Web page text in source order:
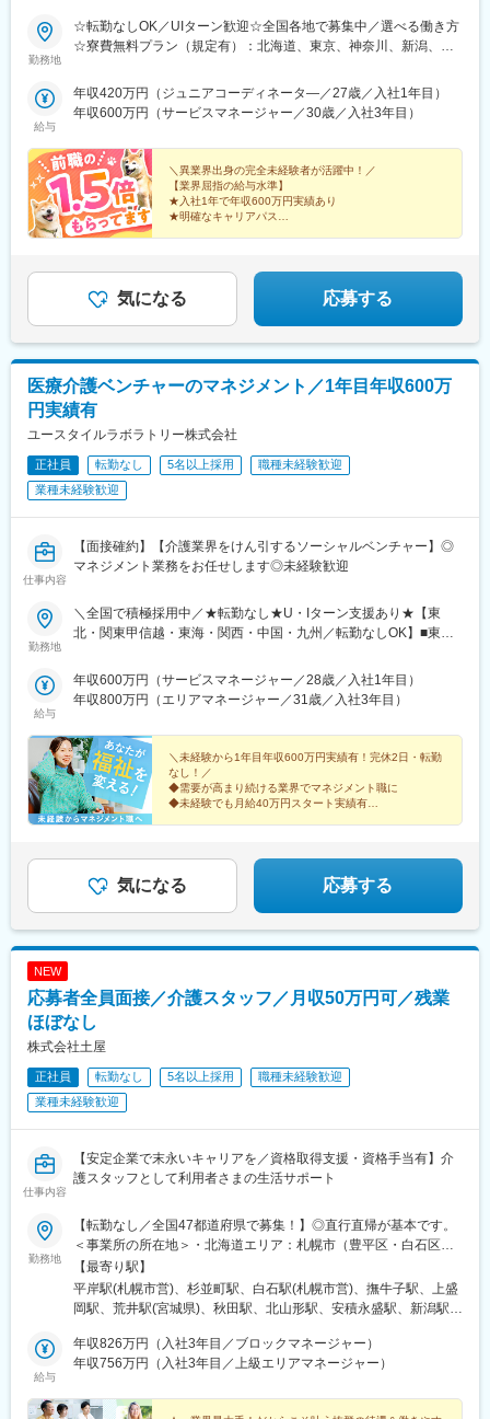
天王寺駅前駅、福島駅(大阪環状線)、西中島南方駅、ＪＲ淡路駅、
昭和町駅(大阪府)、枚方公園駅、大阪ビジネスパーク駅、本町駅、
駅、横川駅、的場町駅、高松駅(香川県)、西鉄福岡駅、祇園駅(福
岡県)、平和通駅、黒崎駅前駅、長崎駅前駅、通町筋駅、新水前寺
条駅、仙台駅、仙台駅(地下鉄)、川越市駅、新千葉駅、栄町駅(千
葉県)、京成八幡駅、末広町駅(東京都)、府中競馬正門前駅、馬車
道駅、梶が谷駅、反町駅、電鉄富山駅・エスタ前駅、北松本駅、
日吉町駅、第一通り駅、太閤通駅、車道駅、四日市駅、びわ湖浜
大津駅、大宮駅(京都府)、清水五条駅、西大路三条駅、桃山駅、阿
阪府)、長堀橋駅、西川緑道公園駅、横川駅(広島県)、猿猴橋町
駅、片原町駅(香川県)、市役所前駅(愛媛県)、中洲川端駅、天神南
駅、西黒崎駅、旦過駅、長崎駅(長崎県)、九品寺交差点駅、国府駅
勤務地
☆転勤なしOK／UIターン歓迎☆全国各地で募集中／選べる働き方
☆寮費無料プラン（規定有）：北海道、東京、神奈川、新潟、三
ス】◇地元採用・転勤なし可■東北／北海道、青森、岩手、宮城、
山形、福島■関東甲信越／茨城、栃木、群馬、埼玉、千葉、東京、
■関西／滋賀、京都、大阪、兵庫、奈良、和歌山■中国・四国／岡
山、広島、山口、徳島、香川、愛媛、高知■九州／福岡、佐賀、長
崎、熊本、大分、宮崎、鹿児島、沖縄☆江戸川・川崎・湘南・川
越・香川・徳島・青森・多摩川にて新規オープン★別事業へのキ
ャリアチェンジによる昇格可能☆ページ下部「勤務地の一例」も
ご参照ください【2／全国マネージャーコース】◆全国募集／引越
在地はHP参照⇒養成期間後の勤務地は現在お住まいの地域又はジ
ェネラルマネージャーと相談の上決定◆引越し手当支給・家賃無
料の借り上げ社宅提供☆早期キャリアアップしたい方に最適なポ
ジション
給与
年収420万円（ジュニアコーディネータ―／27歳／入社1年目）
年収600万円（サービスマネージャー／30歳／入社3年目）
＼異業界出身の完全未経験者が活躍中！／
【業界屈指の給与水準】
★入社1年で年収600万円実績あり
★明確なキャリアパス
気になる 応募する
医療介護ベンチャーのマネジメント／1年目年収600万
円実績有
ユースタイルラボラトリー株式会社
正社員 転勤なし 5名以上採用
職種未経験歓迎
業種未経験歓迎
仕事内容
【面接確約】【介護業界をけん引するソーシャルベンチャー】◎
マネジメント業務をお任せします◎未経験歓迎
勤務地
＼全国で積極採用中／★転勤なし★U・Iターン支援あり★【東
北・関東甲信越・東海・関西・中国・九州／転勤なしOK】■東北
木、群馬、埼玉、千葉、東京、神奈川、新潟、富山、山梨、長野■
東海／岐阜、静岡、愛知、三重■関西／滋賀、京都、大阪、兵庫、
媛、高知■九州／福岡、佐賀、長崎、熊本、大分、宮崎、鹿児島、
沖縄★【エリア勤務希望・移住希望の方優遇】：サポート制度も
充実していますので、現在のお住まいに関わらずご希望をお知ら
せください！☆『寮費無料プラン』あり（規定有）：下記勤務地
希望・移住希望の方はお気軽にご相談ください！※【北海道】【東
京都】【神奈川県】【新潟県】【三重県】【滋賀県】【沖縄県】
用会社負担等の移住支援あり（規定有）・U・Iターン転勤希望者
への1年間の支援あり（規定有）★江戸川・川崎・湘南・川越・香
川・徳島・青森にて新規事業所オープン！
給与
年収600万円（サービスマネージャー／28歳／入社1年目）
年収800万円（エリアマネージャー／31歳／入社3年目）
＼未経験から1年目年収600万円実績有！完休2日・転勤
なし！／
◆需要が高まり続ける業界でマネジメント職に
◆未経験でも月給40万円スタート実績有
気になる 応募する
NEW
応募者全員面接／介護スタッフ／月収50万円可／残業
ほぼなし
株式会社土屋
正社員 転勤なし 5名以上採用
職種未経験歓迎
業種未経験歓迎
仕事内容
【安定企業で末永いキャリアを／資格取得支援・資格手当有】介
護スタッフとして利用者さまの生活サポート
勤務地
【転勤なし／全国47都道府県で募集！】◎直行直帰が基本です。
＜事業所の所在地＞・北海道エリア：札幌市（豊平区・白石区）
／函館市・東北エリア：岩手市／仙台市／秋田市／山形市／郡山
市／弘前市・関東エリア：茨城市／栃木市／高崎市／大宮市／習
志野市／板橋区／多摩市／相模原市／藤沢市／甲府市・東海エリ
ア：新潟市／富山市／金沢市／福井市／長野市・関西エリア：大
阪市／宇治市／西宮市／奈良市／大津市／和歌山市／新宮市・中
／徳島市／高松市／松山市／高知市・九州エリア：福岡市／糟屋
【最寄り駅】
平岸駅(札幌市営)、杉並町駅、白石駅(札幌市営)、撫牛子駅、上盛
岡駅、荒井駅(宮城県)、秋田駅、北山形駅、安積永盛駅、新潟駅、
上駅、多摩センター駅、相模原駅、藤沢駅、国母駅、市役所前駅
(長野県)、県庁前駅(富山県)、上諸江駅、八ツ島駅、岐阜駅、静岡
良線)、天満橋駅、西宮駅、奈良駅、六十谷駅、新宮駅、鳥取駅、
給与
年収826万円（入社3年目／ブロックマネージャー）
年収756万円（入社3年目／上級エリアマネージャー）